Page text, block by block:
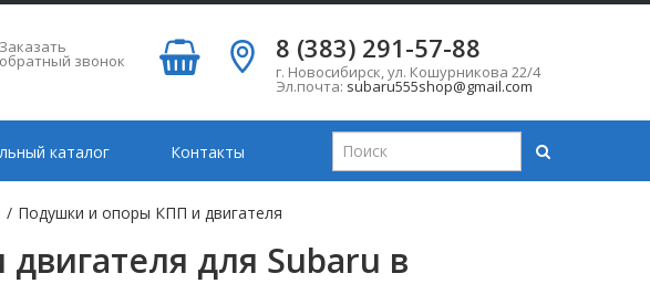
Заказать
обратный звонок 8 (383) 291-57-88
г. Новосибирск,ул. Кошурникова 22/4
Эл.почта: subaru555shop@gmail.com
каталог Контакты
/ Подушки и опоры КПП и двигателя
для Subaru в